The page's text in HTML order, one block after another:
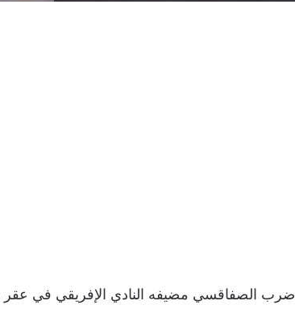
ضرب الصفاقسي مضيفه النادي الإفريقي في عقر